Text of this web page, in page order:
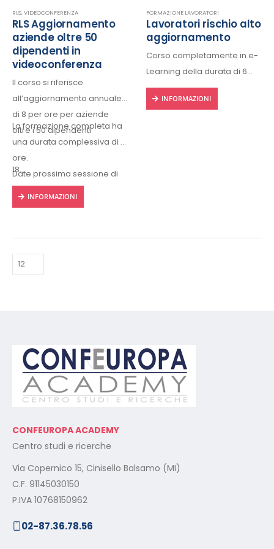
13.00)
RLS,VIDEOCONFERENZA
RLS Aggiornamento
aziende oltre 50
dipendenti in
videoconferenza
Il corso si riferisce
all’aggiornamento annuale
di 8 per ore per aziende
oltre i 50 dipendenti
La formazione completa ha
una durata complessiva di 8
ore.
Date prossima sessione di
videoconferenza:
18…
INFORMAZIONI
FORMAZIONE LAVORATORI
Lavoratori rischio alto
aggiornamento
Corso completamente in e-
Learning della durata di 6
ore, fruibile 24/24h da ogni
dispositivo connesso a
INFORMAZIONI
CONFEUROPA ACADEMY
Centro studi e ricerche
Via Copernico 15, Cinisello Balsamo (MI)
C.F. 91145030150
P.IVA 10768150962
02-87.36.78.56